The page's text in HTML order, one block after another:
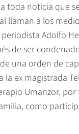
noticia que
llaman a los
Adolfo
de ser
una orden de
ex magistrada
Umanzor,
como